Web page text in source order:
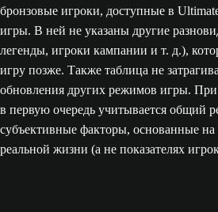
бронзовые игроки, доступные в
игры. В ней не указаны другие
легенды, игроки кампании и т. д.),
игру позже. Также таблица не
обновления других режимов игры. При
в первую очередь учитывается общий
субъективные факторы, основанные на
реальной жизни (а не показателях